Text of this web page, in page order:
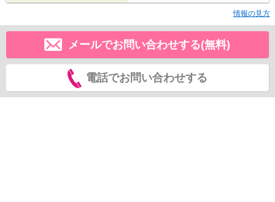
情報の見方
メールでお問い合わせする(無料)
電話でお問い合わせする